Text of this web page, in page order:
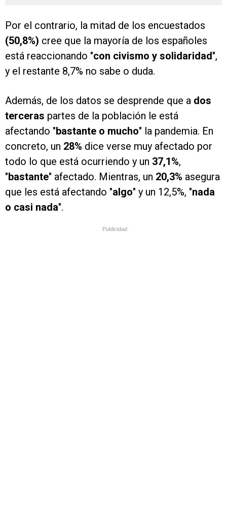
Por el contrario, la mitad de los encuestados
(50,8%) cree que la mayoría de los españoles
está reaccionando "con civismo y solidaridad",
y el restante 8,7% no sabe o duda.
Además, de los datos se desprende que a dos
terceras partes de la población le está
afectando "bastante o mucho" la pandemia. En
concreto, un 28% dice verse muy afectado por
todo lo que está ocurriendo y un 37,1%,
"bastante" afectado. Mientras, un 20,3% asegura
que les está afectando "algo" y un 12,5%, "nada
o casi nada".
Publicidad